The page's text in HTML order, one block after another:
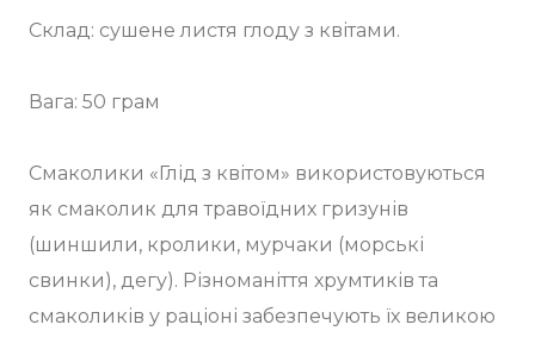
Склад: сушене листя глоду з квітами.
Вага: 50 грам
Смаколики «Глід з квітом» використовуються
як смаколик для травоїдних гризунів
(шиншили, кролики, мурчаки (морські
свинки), дегу). Різноманіття хрумтиків та
смаколиків у раціоні забезпечують їх великою